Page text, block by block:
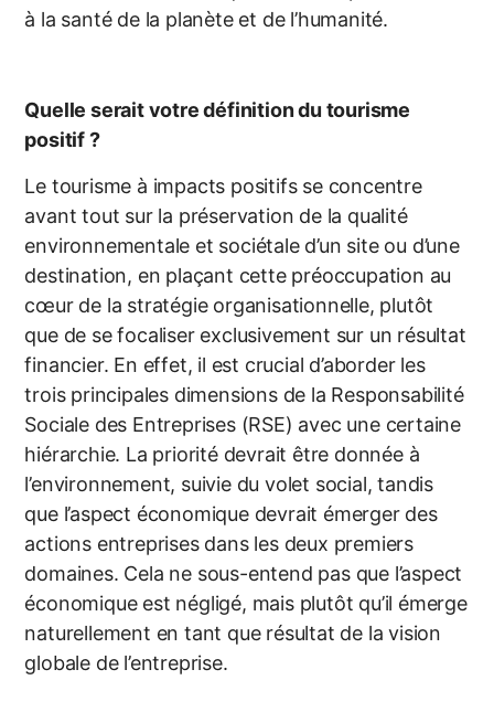
à la santé de la planète et de l’humanité.
Quelle serait votre définition du tourisme
positif ?
Le tourisme à impacts positifs se concentre
avant tout sur la préservation de la qualité
environnementale et sociétale d’un site ou d’une
destination, en plaçant cette préoccupation au
cœur de la stratégie organisationnelle, plutôt
que de se focaliser exclusivement sur un résultat
financier. En effet, il est crucial d’aborder les
trois principales dimensions de la Responsabilité
Sociale des Entreprises (RSE) avec une certaine
hiérarchie. La priorité devrait être donnée à
l’environnement, suivie du volet social, tandis
que l’aspect économique devrait émerger des
actions entreprises dans les deux premiers
domaines. Cela ne sous-entend pas que l’aspect
économique est négligé, mais plutôt qu’il émerge
naturellement en tant que résultat de la vision
globale de l’entreprise.